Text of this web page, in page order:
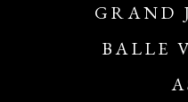
GRAND
BALLE